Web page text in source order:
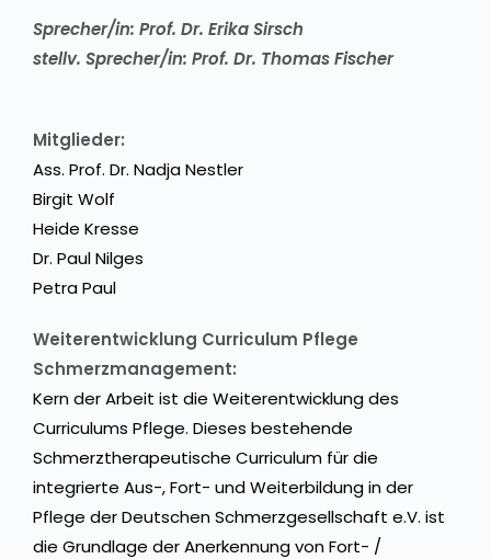
Sprecher/in: Prof. Dr. Erika Sirsch
stellv. Sprecher/in: Prof. Dr. Thomas Fischer
Mitglieder:
Ass. Prof. Dr. Nadja Nestler
Birgit Wolf
Heide Kresse
Dr. Paul Nilges
Petra Paul
Weiterentwicklung Curriculum Pflege
Schmerzmanagement:
Kern der Arbeit ist die Weiterentwicklung des
Curriculums Pflege. Dieses bestehende
Schmerztherapeutische Curriculum für die
integrierte Aus-, Fort- und Weiterbildung in der
Pflege der Deutschen Schmerzgesellschaft e.V. ist
die Grundlage der Anerkennung von Fort- /